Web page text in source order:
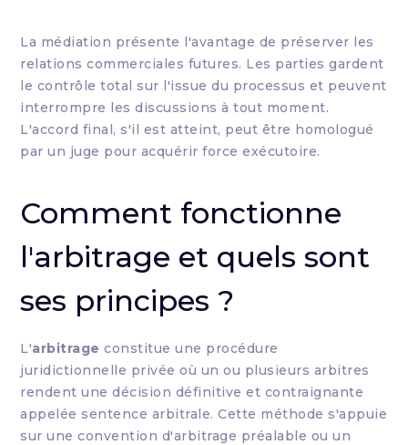
La médiation présente l'avantage de préserver les
relations commerciales futures. Les parties gardent
le contrôle total sur l'issue du processus et peuvent
interrompre les discussions à tout moment.
L'accord final, s'il est atteint, peut être homologué
par un juge pour acquérir force exécutoire.
Comment fonctionne
l'arbitrage et quels sont
ses principes ?
L'arbitrage constitue une procédure
juridictionnelle privée où un ou plusieurs arbitres
rendent une décision définitive et contraignante
appelée sentence arbitrale. Cette méthode s'appuie
sur une convention d'arbitrage préalable ou un